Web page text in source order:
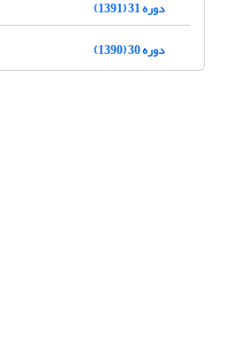
دوره 31 (1391)
دوره 30 (1390)